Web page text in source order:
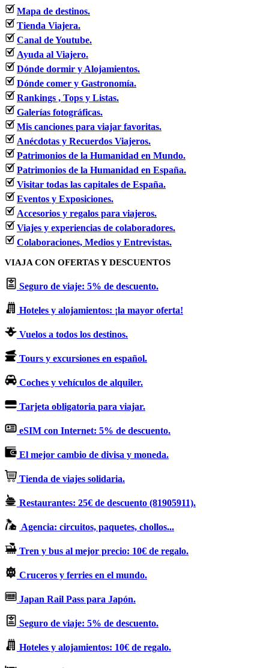
Mapa de destinos.
Tienda Viajera.
Canal de Youtube.
Ayuda al Viajero.
Dónde dormir y Alojamientos.
Dónde comer y Gastronomía.
Rankings , Tops y Listas.
Galerías fotográficas.
Mis canciones para viajar favoritas.
Anécdotas y Recuerdos Viajeros.
Patrimonios de la Humanidad en Mundo.
Patrimonios de la Humanidad en España.
Visitar todas las capitales de España.
Eventos y Exposiciones.
Accesorios y regalos para viajeros.
Viajes y experiencias de colaboradores.
Colaboraciones, Medios y Entrevistas.
VIAJA CON OFERTAS Y DESCUENTOS
Seguro de viaje: 5% de descuento.
Hoteles y alojamientos: ¡la mayor oferta!
Vuelos a todos los destinos.
Tours y excursiones en español.
Coches y vehículos de alquiler.
Tarjeta obligatoria para viajar.
eSIM con Internet: 5% de descuento.
El mejor cambio de divisa y moneda.
Tienda de viajes solidaria.
Restaurantes: 25€ de descuento (81905911).
Agencia: circuitos, paquetes, chollos...
Tren y bus al mejor precio: 10€ de regalo.
Cruceros y ferries en el mundo.
Japan Rail Pass para Japón.
Seguro de viaje: 5% de descuento.
Hoteles y alojamientos: 10€ de regalo.